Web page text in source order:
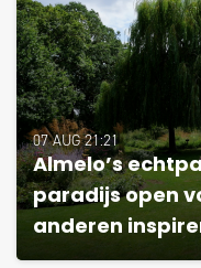
07 AUG 21:21
Almelo’s
paradijs open
anderen